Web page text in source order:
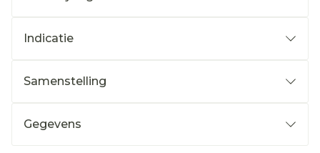
Indicatie
Samenstelling
Gegevens